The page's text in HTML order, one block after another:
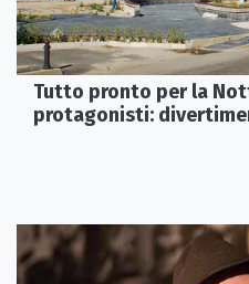
Tutto pronto per la
protagonisti: